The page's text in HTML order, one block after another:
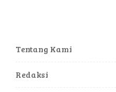
Tentang Kami
Redaksi